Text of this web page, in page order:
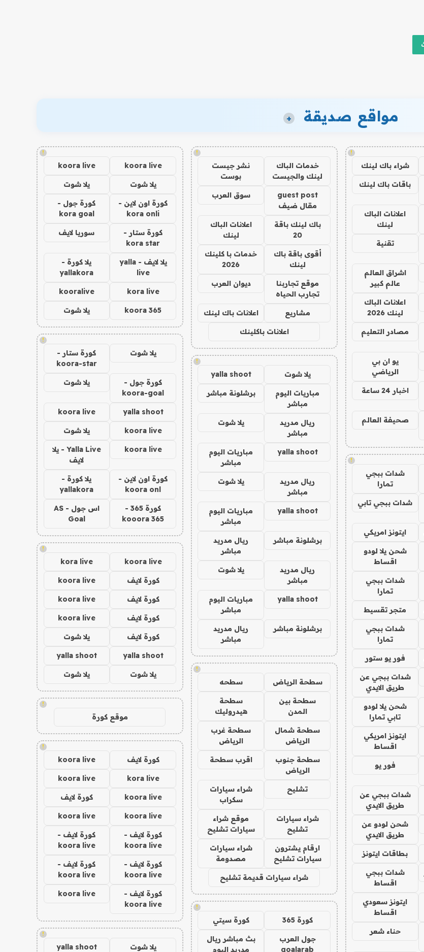
مواقع صديقة +
!
شراء باك لينك
باقات باك لينك
اعلانات الباك
لينك
تقنية
اشراق العالم
عالم كبير
اعلانات الباك
لينك 2026
مصادر التعليم
يو ان بي
الرياضي
اخبار 24 ساعة
صحيفة العالم
!
شدات ببجي
تمارا
شدات ببجي تابي
ايتونز امريكي
شحن يلا لودو
اقساط
شدات ببجي
تمارا
متجر تقسيط
شدات ببجي
تمارا
فور يو ستور
شدات ببجي عن
طريق الايدي
شحن يلا لودو
تابي تمارا
ايتونز امريكي
اقساط
فور يو
شدات ببجي عن
طريق الايدي
شحن لودو عن
طريق الايدي
بطاقات ايتونز
شدات ببجي
اقساط
ايتونز سعودي
اقساط
حناء شعر
!
خدمات الباك
لينك والجيست
نشر جيست
بوست
guest post
مقال ضيف
سوق العرب
باك لينك باقة
20
اعلانات الباك
لينك
أقوى باقة باك
لينك
خدمات با كلينك
2026
موقع تجاربنا
تجارب الحياه
ديوان العرب
مشاريع اعلانات باك لينك
اعلانات باكلينك
!
يلا شوت yalla shoot
مباريات اليوم
مباشر
برشلونة مباشر
ريال مدريد
مباشر
يلا شوت
yalla shoot
مباريات اليوم
مباشر
ريال مدريد
مباشر
يلا شوت
yalla shoot
مباريات اليوم
مباشر
برشلونة مباشر
ريال مدريد
مباشر
ريال مدريد
مباشر
يلا شوت
yalla shoot
مباريات اليوم
مباشر
برشلونة مباشر
ريال مدريد
مباشر
!
سطحة الرياض سطحه
سطحة بين
المدن
سطحة
هيدروليك
سطحة شمال
الرياض
سطحة غرب
الرياض
سطحة جنوب
الرياض
اقرب سطحة
تشليح
شراء سيارات
سكراب
شراء سيارات
تشليح
موقع شراء
سيارات تشليح
ارقام يشترون
سيارات تشليح
شراء سيارات
مصدومة
شراء سيارات قديمة تشليح
!
كورة 365 كورة سيتي
جول العرب
goalarab
بث مباشر ريال
مدريد اليوم
!
koora live
koora live
يلا شوت يلا شوت
كورة اون لاين -
kora onli
كورة جول -
kora goal
كورة ستار -
kora star
سوريا لايف
يلا لايف - yalla
live
يلا كورة -
yallakora
kora live
kooralive
koora 365 يلا شوت
!
يلا شوت
كورة ستار -
koora-star
كورة جول -
koora-goal
يلا شوت
yalla shoot
koora live
koora live يلا شوت
koora live
Yalla Live - يلا
لايف
كورة اون لاين -
koora onl
يلا كورة -
yallakora
كورة 365 -
kooora 365
اس جول - AS
Goal
!
koora live
kora live
كورة لايف koora live
كورة لايف koora live
كورة لايف koora live
كورة لايف يلا شوت
yalla shoot
yalla shoot
يلا شوت يلا شوت
!
موقع كورة
!
كورة لايف koora live
kora live
koora live
koora live كورة لايف
koora live
koora live
كورة لايف -
koora live
كورة لايف -
koora live
كورة لايف -
koora live
كورة لايف -
koora live
كورة لايف -
koora live
koora live
!
يلا شوت yalla shoot